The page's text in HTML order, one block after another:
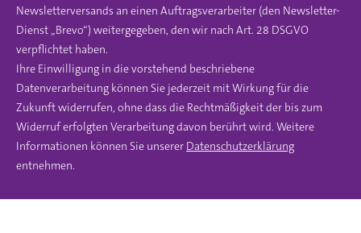
Newsletterversands an einen Auftragsverarbeiter (den Newsletter-
Dienst „Brevo“) weitergegeben, den wir nach Art. 28 DSGVO
verpflichtet haben.
Ihre Einwilligung in die vorstehend beschriebene
Datenverarbeitung können Sie jederzeit mit Wirkung für die
Zukunft widerrufen, ohne dass die Rechtmäßigkeit der bis zum
Widerruf erfolgten Verarbeitung davon berührt wird. Weitere
Informationen können Sie unserer Datenschutzerklärung
entnehmen.